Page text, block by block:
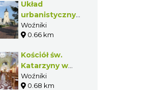
dystansach. To
sportowa niedziela
pełna rywalizacji,
dobrej atmosfery i
wypoczynku.
Układ
urbanistyczny
Woźnik
Woźniki
0.66 km
Kościół św.
Katarzyny w
Woźnikach
Woźniki
0.68 km